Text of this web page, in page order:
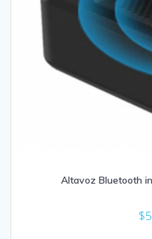
Altavoz Bluetooth
$